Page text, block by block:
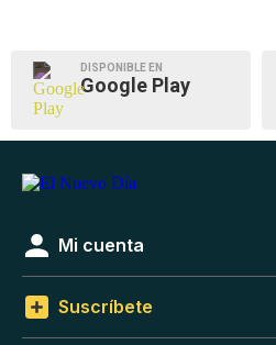
DISPONIBLE EN
Google Play
Mi cuenta
Suscríbete